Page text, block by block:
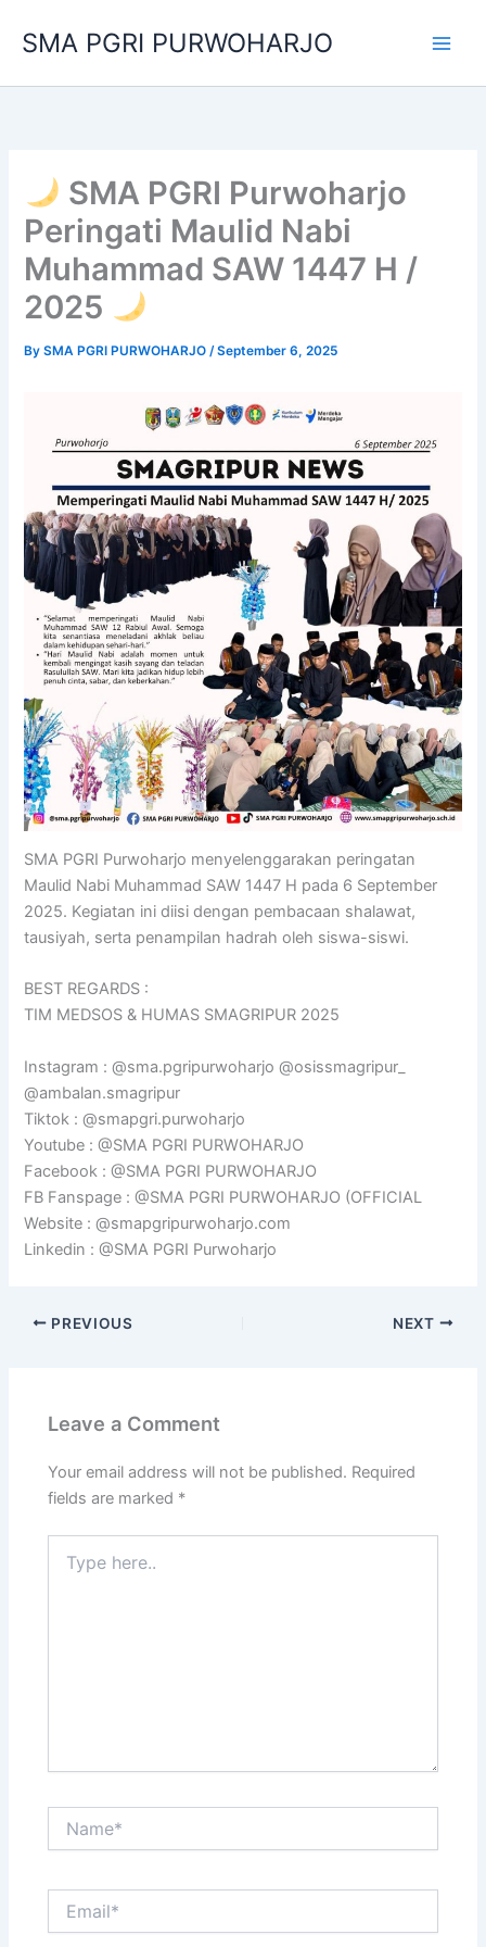
SMA PGRI PURWOHARJO
SMA PGRI Purwoharjo
Peringati Maulid Nabi
Muhammad SAW 1447 H /
2025
BySMA PGRI PURWOHARJO/September 6, 2025
SMA PGRI Purwoharjo menyelenggarakan peringatan
Maulid Nabi Muhammad SAW 1447 H pada 6 September
2025. Kegiatan ini diisi dengan pembacaan shalawat,
tausiyah, serta penampilan hadrah oleh siswa-siswi.
BEST REGARDS :
TIM MEDSOS & HUMAS SMAGRIPUR 2025
Instagram : @sma.pgripurwoharjo @osissmagripur_
@ambalan.smagripur
Tiktok : @smapgri.purwoharjo
Youtube : @SMA PGRI PURWOHARJO
Facebook : @SMA PGRI PURWOHARJO
FB Fanspage : @SMA PGRI PURWOHARJO (OFFICIAL
Website : @smapgripurwoharjo.com
Linkedin : @SMA PGRI Purwoharjo
PREVIOUS NEXT
Leave a Comment
Your email address will not be published. Required
fields are marked *
here..